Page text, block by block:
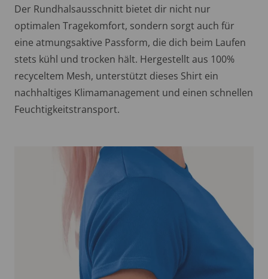
Der Rundhalsausschnitt bietet dir nicht nur
optimalen Tragekomfort, sondern sorgt auch für
eine atmungsaktive Passform, die dich beim Laufen
stets kühl und trocken hält. Hergestellt aus 100%
recyceltem Mesh, unterstützt dieses Shirt ein
nachhaltiges Klimamanagement und einen schnellen
Feuchtigkeitstransport.